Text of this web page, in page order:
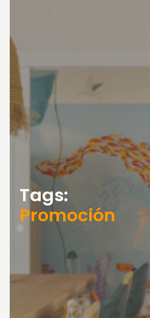
Tags:
Promoción